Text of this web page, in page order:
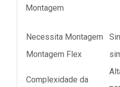
Montagem
Necessita Montagem
Montagem Flex
Complexidade da